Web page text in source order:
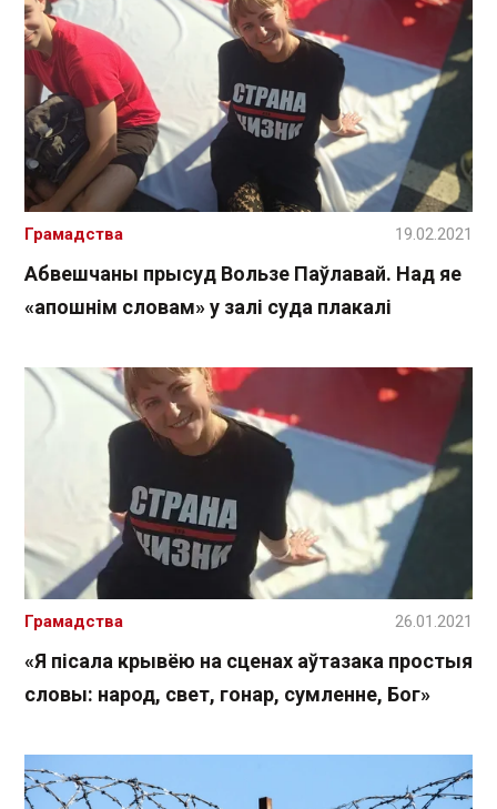
Абвешчаны прысуд Вользе Паўлавай. Над яе
«апошнім словам» у залі суда плакалі
Грамадства 19.02.2021
«Я пісала крывёю на сценах аўтазака простыя
словы: народ, свет, гонар, сумленне, Бог»
Грамадства 26.01.2021